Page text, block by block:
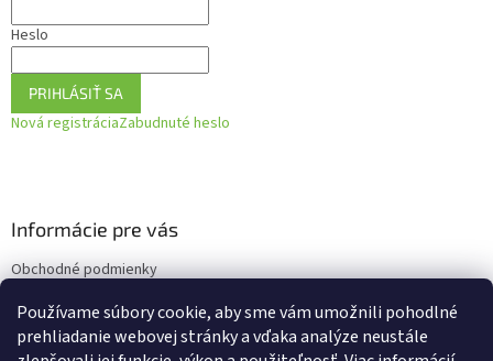
Používame súbory cookie, aby sme vám umožnili pohodlné
prehliadanie webovej stránky a vďaka analýze neustále
Heslo
PRIHLÁSIŤ SA
Nová registráciaZabudnuté heslo
Informácie pre vás
Obchodné podmienky
Ako vrátiť tovar